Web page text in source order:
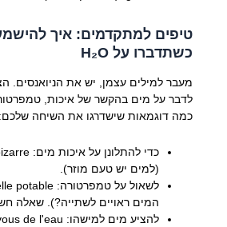
טיפים למתקדמים: איך
כשתדברו על H₂O
מעבר למילים עצמן, יש את הניואנסים.
לדבר על מים בהקשר של איכות,
כמה דוגמאות שישדרגו את השיחה שלכם:
כדי להתלונן על איכות מים:
(למים יש טעם מוזר).
לשאול על טמפרטורה: potable?
המים ראויים לשתייה?). שאלה
להציע מים למישהו: de l'eau?